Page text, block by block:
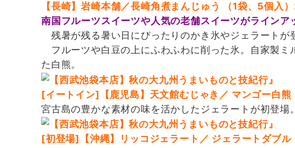
【長崎】岩崎本舗／長崎角煮まんじゅう （1袋、5個入
南国フルーツスイーツや人気の老舗スイーツがラインア
残暑が残る暑い日にぴったりのかき氷やジェラートが
フルーツや白豆の上にふわふわに削った氷。自家製ミ
た白熊。
[イートイン]【鹿児島】天文館むじゃき／ マンゴー白
宮古島の豊かな素材の味を活かしたジェラートが初登場。
[初登場]【沖縄】リッコジェラート／ ジェラートダブ